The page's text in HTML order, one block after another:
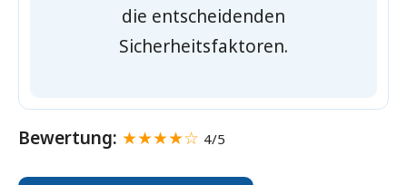
die entscheidenden
Sicherheitsfaktoren.
Bewertung: ★★★★☆ 4/5